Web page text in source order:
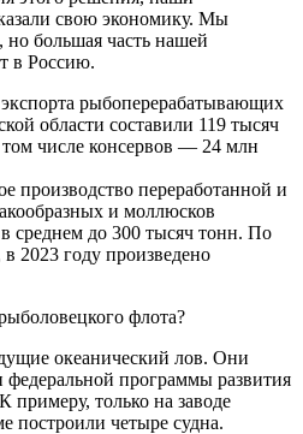
свою экономику. Мы
но большая часть нашей
в Россию.
рыбоперерабатывающих
области составили 119 тысяч
числе консервов — 24 млн
производство переработанной и
и моллюсков
среднем до 300 тысяч тонн. По
2023 году произведено
флота?
океанический лов. Они
программы развития
только на заводе
построили четыре судна.